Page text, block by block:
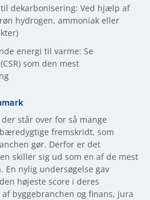
dekarbonisering: Ved hjælp af
hydrogen, ammoniak eller
energi til varme: Se
som den mest
står over for så mange
fremskridt, som
gør. Derfor er det
skiller sig ud som en af de mest
En nylig undersøgelse gav
højeste score i deres
byggebranchen og finans, jura